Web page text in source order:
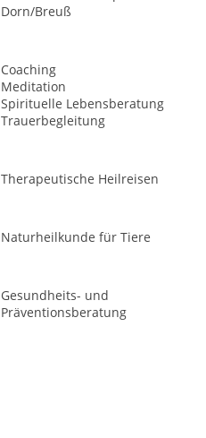
Dorn/Breuß
Coaching
Meditation
Spirituelle Lebensberatung
Trauerbegleitung
Therapeutische Heilreisen
Naturheilkunde für Tiere
Gesundheits- und
Präventionsberatung